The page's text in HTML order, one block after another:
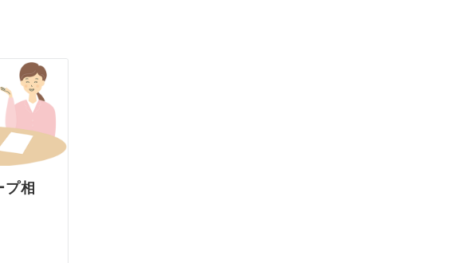
プ相